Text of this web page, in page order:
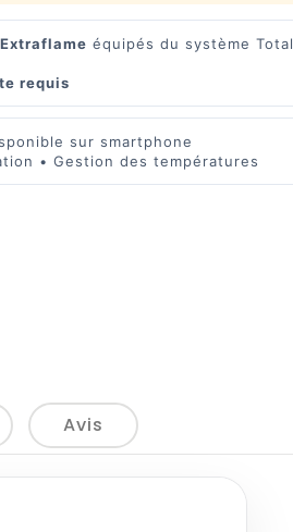
Extraflame équipés du système Total
requis
sur smartphone
• Gestion des températures
Avis